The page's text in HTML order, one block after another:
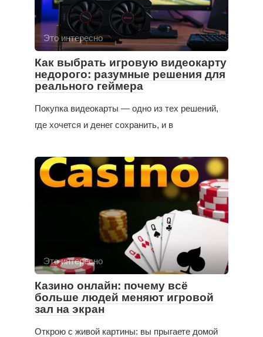
Это интересно
Как выбрать игровую видеокарту
недорого: разумные решения для
реального геймера
Покупка видеокарты — одно из тех решений,
где хочется и денег сохранить, и в
Это интересно
Казино онлайн: почему всё
больше людей меняют игровой
зал на экран
Открою с живой картины: вы прыгаете домой